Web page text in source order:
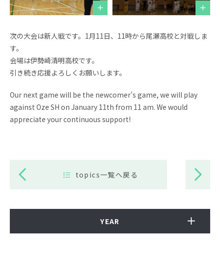
次の大会は新人戦です。1月11日、11時から尾瀬高校と対戦しま
す。
会場は伊勢崎清明高校です。
引き続き応援よろしくお願いします。
Our next game will be the newcomer’s game, we will play
against Oze SH on January 11th from 11 am. We would
appreciate your continuous support!
topics一覧へ戻る
YEAR